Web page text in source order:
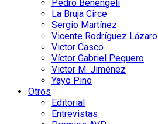
Pedro Benengeli
La Bruja Circe
Sergio Martínez
Vicente Rodríguez Lázaro
Victor Casco
Víctor Gabriel Peguero
Victor M. Jiménez
Yayo Pino
Otros
Editorial
Entrevistas